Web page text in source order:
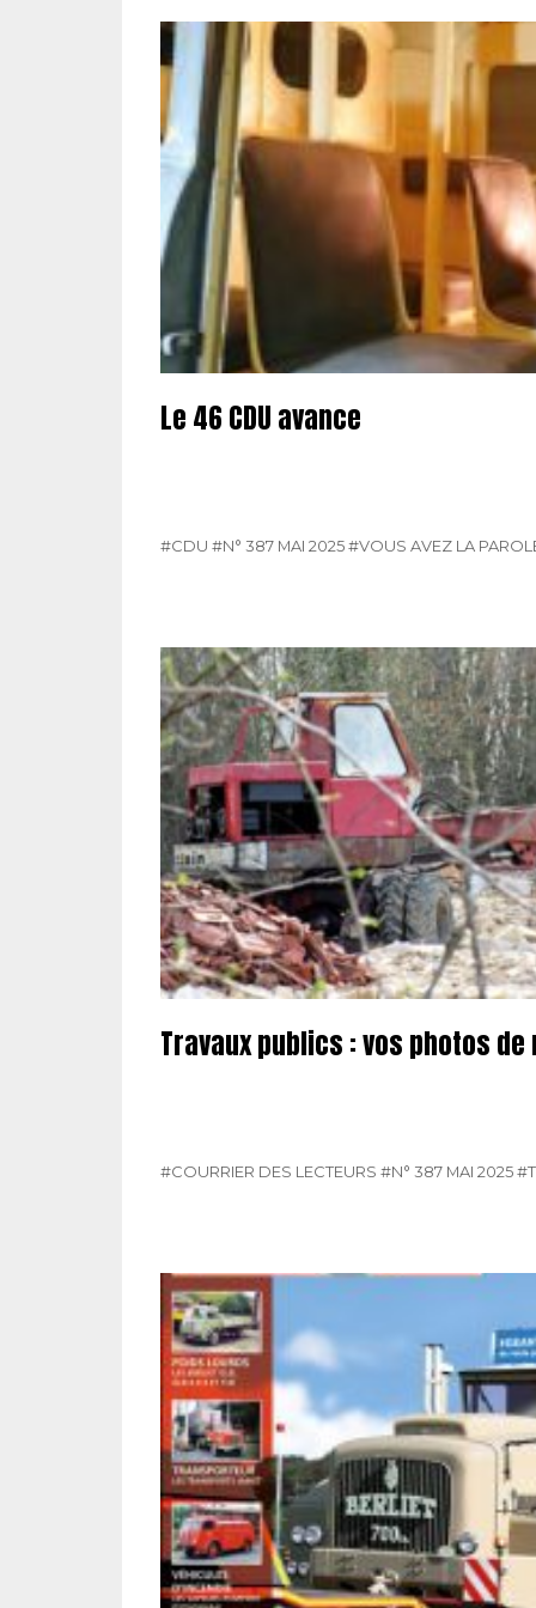
Le 46 CDU avance
#CDU #N° 387 MAI 2025#VOUS AVEZ LA
Travaux publics : vos photos de
#COURRIER DES LECTEURS #N° 387 MAI 2025